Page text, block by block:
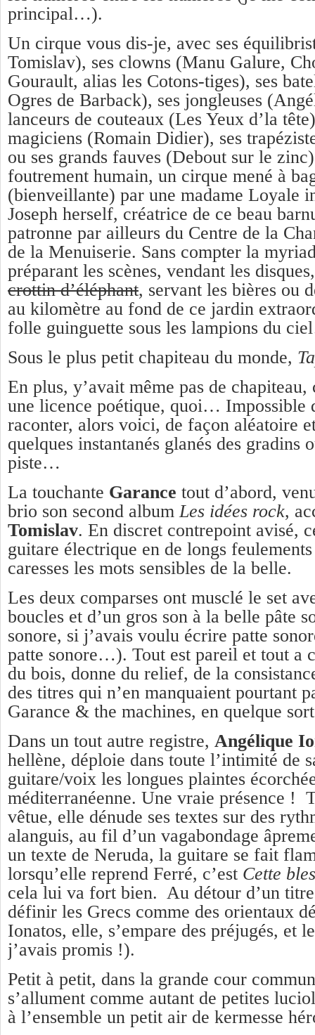
principal…).
Un cirque vous dis-je, avec ses
Tomislav), ses clowns (Manu Galure,
Gourault, alias les Cotons-tiges), ses
Ogres de Barback), ses jongleuses
lanceurs de couteaux (Les Yeux d’la
magiciens (Romain Didier), ses
ou ses grands fauves (Debout sur le
foutrement humain, un cirque mené à
(bienveillante) par une madame Loyale
Joseph herself, créatrice de ce beau
patronne par ailleurs du Centre de la
de la Menuiserie. Sans compter la
préparant les scènes, vendant les
crottin d’éléphant, servant les bières ou
au kilomètre au fond de ce jardin
folle guinguette sous les lampions du
Sous le plus petit chapiteau du monde,
En plus, y’avait même pas de chapiteau,
une licence poétique, quoi… Impossible
raconter, alors voici, de façon aléatoire
quelques instantanés glanés des gradins
piste…
La touchante Garance tout d’abord,
brio son second album Les idées rock,
Tomislav. En discret contrepoint avisé,
guitare électrique en de longs
caresses les mots sensibles de la belle.
Les deux comparses ont musclé le set
boucles et d’un gros son à la belle pâte
sonore, si j’avais voulu écrire patte
patte sonore…). Tout est pareil et tout a
du bois, donne du relief, de la
des titres qui n’en
Garance & the machines, en quelque
Dans un tout autre registre, Angélique
hellène, déploie dans toute l’intimité de
guitare/voix les longues plaintes
méditerranéenne. Une vraie présence !
vêtue, elle dénude ses textes sur des
alanguis, au fil d’un vagabondage
un texte de Neruda, la guitare se fait
lorsqu’elle reprend Ferré, c’est Cette
cela lui va fort bien. Au détour d’un
définir les Grecs comme des orientaux
Ionatos, elle, s’empare des préjugés, et
j’avais promis !).
Petit à petit, dans la grande cour
s’allument comme autant de petites
à l’ensemble un petit air de kermesse